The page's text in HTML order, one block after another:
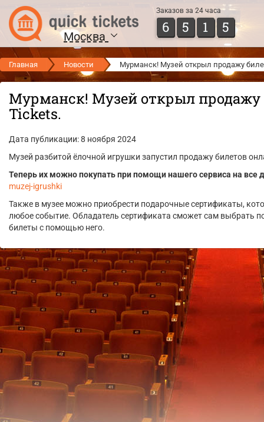
Москва
Заказов за 24 часа
6 5 1 5
Главная Новости Мурманск! Музей открыл продажу
Мурманск! Музей открыл продажу
Tickets.
Дата публикации: 8 ноября 2024
Музей разбитой ёлочной игрушки запустил продажу билетов
Теперь их можно покупать при помощи нашего сервиса на все
muzej-igrushki
Также в музее можно приобрести подарочные сертификаты,
любое событие. Обладатель сертификата сможет сам выбрать
билеты с помощью него.